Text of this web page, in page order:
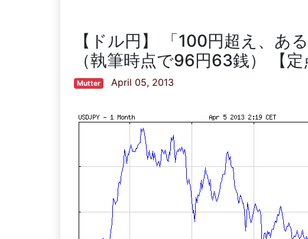
【ドル円】 「100円超え、あ
（執筆時点で96円63銭） 【定
Mutter April 05, 2013